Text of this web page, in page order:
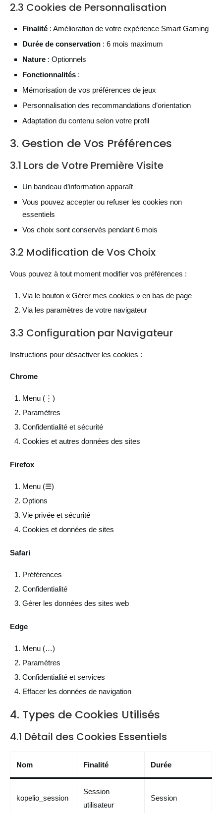
2.3 Cookies de Personnalisation
Finalité : Amélioration de votre expérience Smart Gaming
Durée de conservation : 6 mois maximum
Nature : Optionnels
Fonctionnalités :
Mémorisation de vos préférences de jeux
Personnalisation des recommandations d’orientation
Adaptation du contenu selon votre profil
3. Gestion de Vos Préférences
3.1 Lors de Votre Première Visite
Un bandeau d’information apparaît
Vous pouvez accepter ou refuser les cookies non
essentiels
Vos choix sont conservés pendant 6 mois
3.2 Modification de Vos Choix
Vous pouvez à tout moment modifier vos préférences :
Via le bouton « Gérer mes cookies » en bas de page
Via les paramètres de votre navigateur
3.3 Configuration par Navigateur
Instructions pour désactiver les cookies :
Chrome
Menu (⋮)
Paramètres
Confidentialité et sécurité
Cookies et autres données des sites
Firefox
Menu (☰)
Options
Vie privée et sécurité
Cookies et données de sites
Safari
Préférences
Confidentialité
Gérer les données des sites web
Edge
Menu (…)
Paramètres
Confidentialité et services
Effacer les données de navigation
4. Types de Cookies Utilisés
4.1 Détail des Cookies Essentiels
Nom Finalité Durée
kopelio_session
Session
utilisateur
Session